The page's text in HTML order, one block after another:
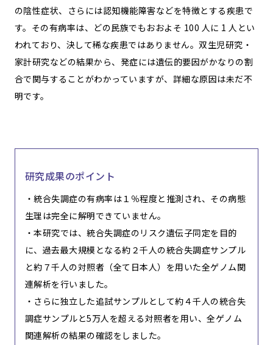
の陰性症状、さらには認知機能障害などを特徴とする疾患で
す。その有病率は、どの民族でもおおよそ 100 人に 1 人とい
われており、決して稀な疾患ではありません。双生児研究・
家計研究などの結果から、発症には遺伝的要因がかなりの割
合で関与することがわかっていますが、詳細な原因は未だ不
明です。
研究成果のポイント
・統合失調症の有病率は１％程度と推測され、その病態
生理は完全に解明できていません。
・本研究では、統合失調症のリスク遺伝子同定を目的
に、過去最大規模となる約２千人の統合失調症サンプル
と約７千人の対照者（全て日本人）を用いた全ゲノム関
連解析を行いました。
・さらに独立した追試サンプルとして約４千人の統合失
調症サンプルと5万人を超える対照者を用い、全ゲノム
関連解析の結果の確認をしました。